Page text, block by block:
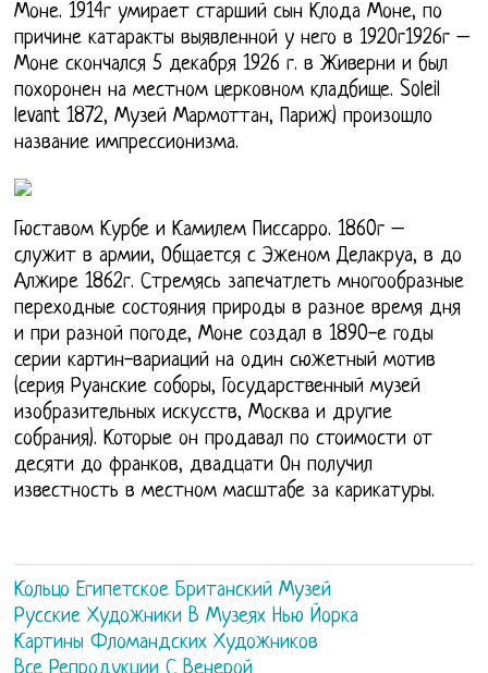
Моне. 1914г умирает старший сын Клода Моне, по
причине катаракты выявленной у него в 1920г1926г –
Моне скончался 5 декабря 1926 г. в Живерни и был
похоронен на местном церковном кладбище. Soleil
levant 1872, Музей Мармоттан, Париж) произошло
название импрессионизма.
Гюставом Курбе и Камилем Писсарро. 1860г –
служит в армии, Общается с Эженом Делакруа, в до
Алжире 1862г. Стремясь запечатлеть многообразные
переходные состояния природы в разное время дня
и при разной погоде, Моне создал в 1890-е годы
серии картин-вариаций на один сюжетный мотив
(серия Руанские соборы, Государственный музей
изобразительных искусств, Москва и другие
собрания). Которые он продавал по стоимости от
десяти до франков, двадцати Он получил
известность в местном масштабе за карикатуры.
Кольцо Египетское Британский Музей
Русские Художники В Музеях Нью Йорка
Картины Фломандских Художников